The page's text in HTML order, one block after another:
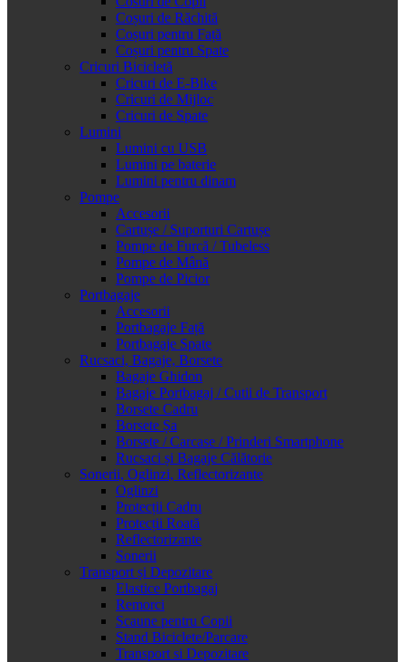
Coșuri de Răchită
Coșuri pentru Față
Coșuri pentru Spate
Cricuri Bicicletă
Cricuri de E-Bike
Cricuri de Mijloc
Cricuri de Spate
Lumini
Lumini cu USB
Lumini pe baterie
Lumini pentru dinam
Pompe
Accesorii
Cartușe / Suporturi Cartușe
Pompe de Furcă / Tubeless
Pompe de Mână
Pompe de Picior
Portbagaje
Accesorii
Portbagaje Față
Portbagaje Spate
Rucsaci, Bagaje, Borsete
Bagaje Ghidon
Bagaje Portbagaj / Cutii de Transport
Borsete Cadru
Borsete Șa
Borsete / Carcase / Prinderi Smartphone
Rucsaci și Bagaje Călătorie
Sonerii, Oglinzi, Reflectorizante
Oglinzi
Protecții Cadru
Protecții Roată
Reflectorizante
Sonerii
Transport și Depozitare
Elastice Portbagaj
Remorci
Scaune pentru Copii
Stand Biciclete/Parcare
Transport si Depozitare